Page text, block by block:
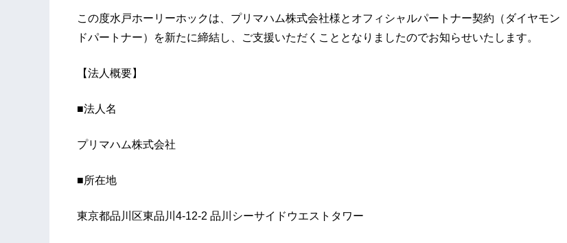
この度水戸ホーリーホックは、プリマハム株式会社様とオフィシャルパートナー契約（ダイヤモン
ドパートナー）を新たに締結し、ご支援いただくこととなりましたのでお知らせいたします。
【法人概要】
■法人名
プリマハム株式会社
■所在地
東京都品川区東品川4-12-2 品川シーサイドウエストタワー